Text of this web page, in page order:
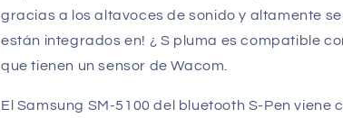
gracias a los altavoces de sonido y altamente
están integrados en! ¿ S pluma es compatible
que tienen un sensor de Wacom.
El Samsung SM-5100 del bluetooth S-Pen viene